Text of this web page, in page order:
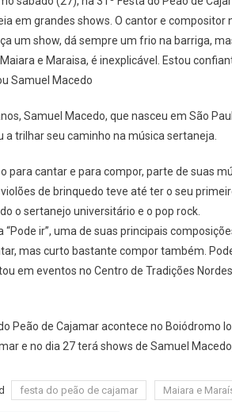
em grandes shows. O cantor e
um show, dá sempre um frio na barriga,
e Maraisa, é inexplicável. Estou
Samuel Macedo
Samuel Macedo, que nasceu em São
a trilhar seu caminho na música sertaneja.
para cantar e para compor, parte de suas
de brinquedo teve até ter o seu
o sertanejo universitário e o pop rock.
“Pode ir”, uma de suas principais
mas curto bastante compor também.
em eventos no Centro de Tradições
Peão de Cajamar acontece no Boiódromo
e no dia 27 terá shows de Samuel
festa do peão de cajamar Maiara e